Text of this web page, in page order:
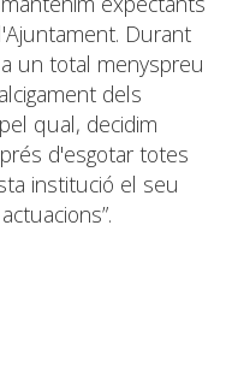
Durant
un total menyspreu
dels
qual, decidim
d'esgotar totes
institució el seu